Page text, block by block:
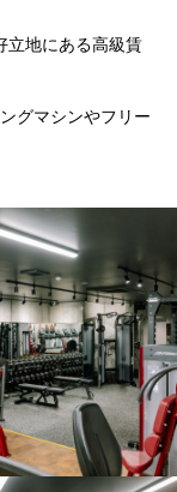
立地にある高級賃
グマシンやフリー